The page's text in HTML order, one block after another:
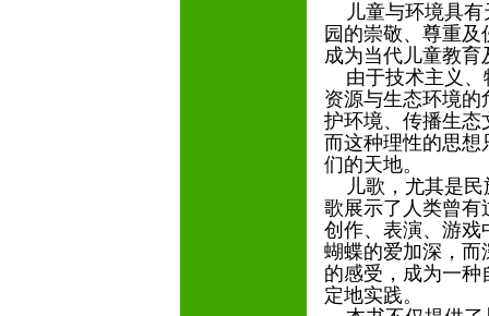
儿童与环境具有
园的崇敬、尊重
成为当代儿童教
由于技术主义、
资源与生态环境
护环境、传播生态
而这种理性的思想
们的天地。
儿歌，尤其是民
歌展示了人类曾有
创作、表演、游戏
蝴蝶的爱加深，而
的感受，成为一
定地实践。